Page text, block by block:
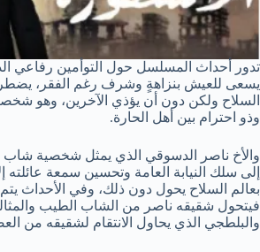
تدور أحداث المسلسل حول التوأمين رفاعي
يسعى للعيش بنزاهةٍ وشرف رغم الفقر،
السلاح ولكن دون أن يؤذي الآخرين، وهو
وذو احترام بين أهل الحارة.
والأخ ناصر الدسوقي الذي يمثل شخصية شاب
إلى سلك النيابة العامة وتحسين سمعة عائلته
بعالم السلاح يحول دون ذلك، وفي الأحداث
فيتحول شقيقه ناصر من الشاب الطيب
والبلطجي الذي يحاول الانتقام لشقيقه من